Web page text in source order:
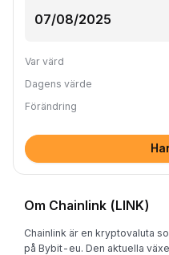
Var värd
Dagens värde
Förändring
Om Chainlink (LINK)
Chainlink är en kryptovaluta
på Bybit-eu. Den aktuella